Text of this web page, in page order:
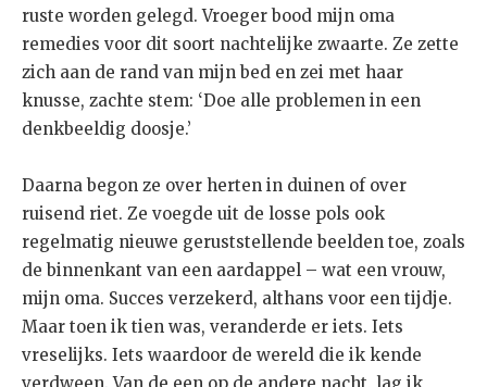
ruste worden gelegd. Vroeger bood mijn oma
remedies voor dit soort nachtelijke zwaarte. Ze zette
zich aan de rand van mijn bed en zei met haar
knusse, zachte stem: ‘Doe alle problemen in een
denkbeeldig doosje.’
Daarna begon ze over herten in duinen of over
ruisend riet. Ze voegde uit de losse pols ook
regelmatig nieuwe geruststellende beelden toe, zoals
de binnenkant van een aardappel – wat een vrouw,
mijn oma. Succes verzekerd, althans voor een tijdje.
Maar toen ik tien was, veranderde er iets. Iets
vreselijks. Iets waardoor de wereld die ik kende